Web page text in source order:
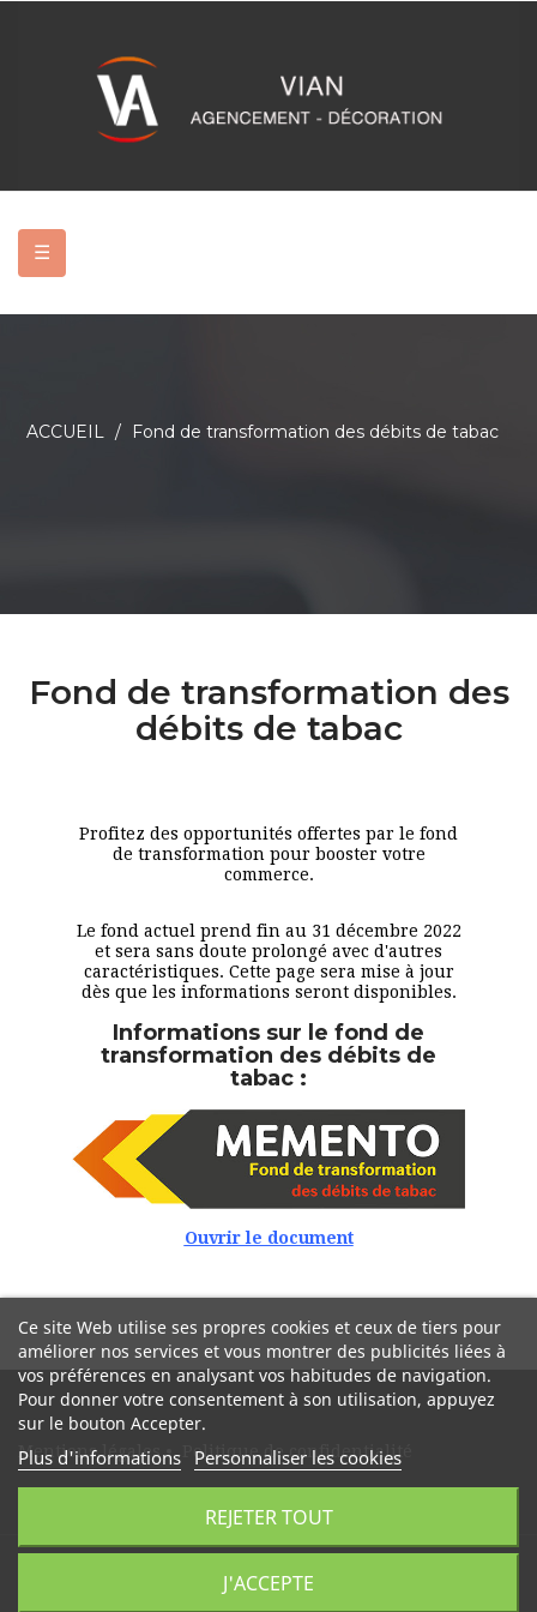
Basculer
☰
ACCUEIL Fond de transformation des débits de tabac
Fond de transformation des
débits de tabac
Profitez des opportunités offertes par le fond
de transformation pour booster votre
commerce.
Le fond actuel prend fin au 31 décembre 2022
et sera sans doute prolongé avec d'autres
caractéristiques. Cette page sera mise à jour
dès que les informations seront disponibles.
Informations sur le fond de
transformation des débits de
tabac :
Ouvrir le document
Mentions légales• Politique de confidentialité
Ce site Web utilise ses propres cookies et ceux de tiers pour
améliorer nos services et vous montrer des publicités liées à
vos préférences en analysant vos habitudes de navigation.
Pour donner votre consentement à son utilisation, appuyez
sur le bouton Accepter.
Plus d'informations Personnaliser les cookies
REJETER TOUT
J'ACCEPTE